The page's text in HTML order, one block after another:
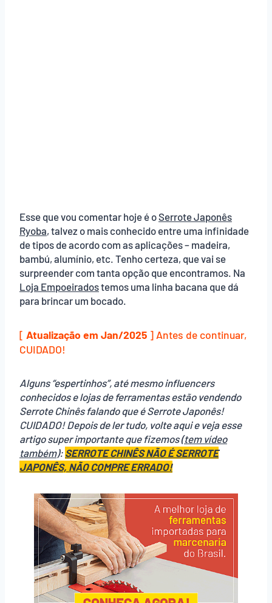
Esse que vou comentar hoje é oSerrote Japonês
Ryoba, talvez o mais conhecido entre uma infinidade
de tipos de acordo com as aplicações – madeira,
bambú, alumínio, etc. Tenho certeza, que vai se
surpreender com tanta opção que encontramos. Na
Loja Empoeiradostemos uma linha bacana que dá
para brincar um bocado.
[ Atualização em Jan/2025 ] Antes de continuar,
CUIDADO!
Alguns “espertinhos”, até mesmo influencers
conhecidos e lojas de ferramentas estão vendendo
Serrote Chinês falando que é Serrote Japonês!
CUIDADO! Depois de ler tudo, volte aqui e veja esse
artigo super importante que fizemos (tem vídeo
também): SERROTE CHINÊS NÃO É SERROTE
JAPONÊS, NÃO COMPRE ERRADO!